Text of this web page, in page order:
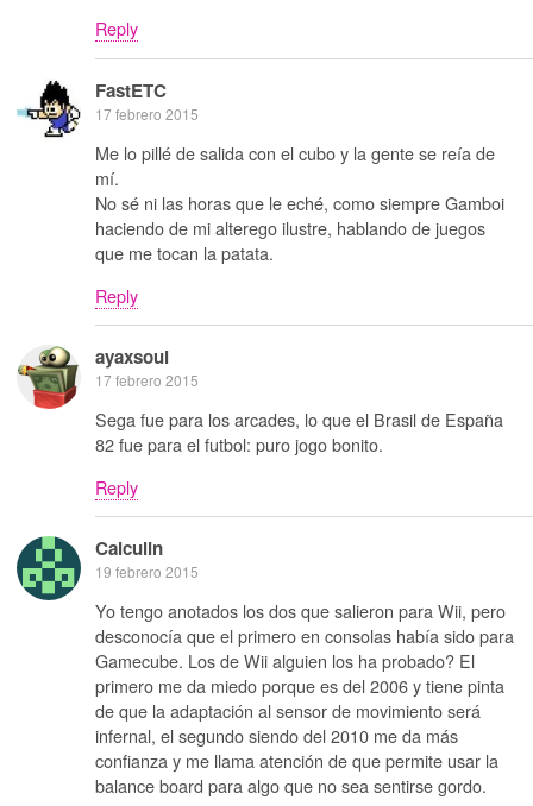
Reply
FastETC
17 febrero 2015
Me lo pillé de salida con el cubo y la gente se reía de
mí.
No sé ni las horas que le eché, como siempre Gamboi
haciendo de mi alterego ilustre, hablando de juegos
que me tocan la patata.
Reply
ayaxsoul
17 febrero 2015
Sega fue para los arcades, lo que el Brasil de España
82 fue para el futbol: puro jogo bonito.
Reply
Calculin
19 febrero 2015
Yo tengo anotados los dos que salieron para Wii, pero
desconocía que el primero en consolas había sido para
Gamecube. Los de Wii alguien los ha probado? El
primero me da miedo porque es del 2006 y tiene pinta
de que la adaptación al sensor de movimiento será
infernal, el segundo siendo del 2010 me da más
confianza y me llama atención de que permite usar la
balance board para algo que no sea sentirse gordo.